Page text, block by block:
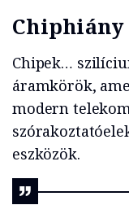
Chiphiány
Chipek…
áramkörök,
modern
eszközök.